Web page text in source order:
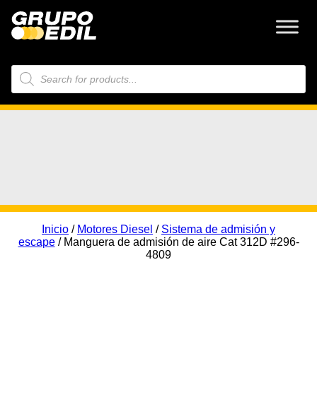
Búsqueda
de
productos
Inicio / Motores Diesel / Sistema de admisión y
escape/ Manguera de admisión de aire Cat 312D #296-
4809